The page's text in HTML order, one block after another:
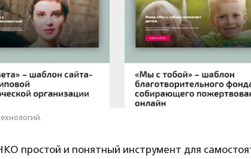
простой и понятный инструмент для